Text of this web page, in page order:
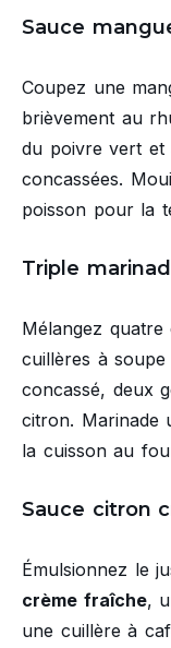
Sauce
Coupez une
brièvement au
du poivre vert et
concassées.
poisson pour la
Triple
Mélangez
cuillères à
concassé, deux
citron. Marinade
la cuisson au
Sauce citron
Émulsionnez le
crème fraîche,
une cuillère à